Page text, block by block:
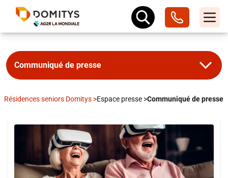
Communiqué de presse
Résidences seniors Domitys >Espace presse >Communiqué de presse